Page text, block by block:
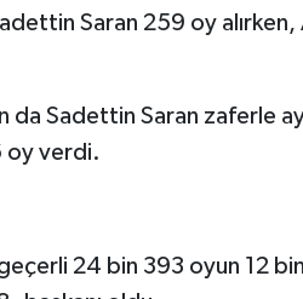
Saran 259 oy
da Sadettin Saran zaferle
oy verdi.
24 bin 393 oyun 12